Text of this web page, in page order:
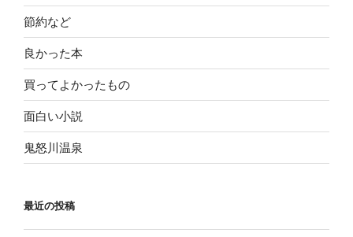
節約など
良かった本
買ってよかったもの
面白い小説
鬼怒川温泉
最近の投稿